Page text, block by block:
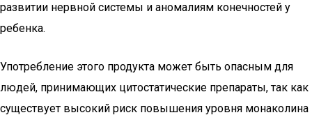
развитии нервной системы и аномалиям конечностей у
ребенка.
Употребление этого продукта может быть опасным для
людей, принимающих цитостатические препараты, так как
существует высокий риск повышения уровня монаколина